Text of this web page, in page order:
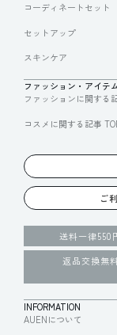
コーディネートセット
セットアップ
スキンケア
ファッション・アイテ
ファッションに関する
コスメに関する記事
ご
送料一律550
返品交換無
INFORMATION
AUENについて